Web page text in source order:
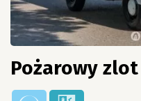
Pożarowy